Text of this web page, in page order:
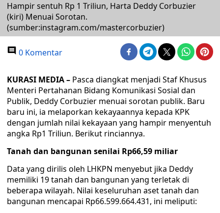
Hampir sentuh Rp 1 Triliun, Harta Deddy Corbuzier
(kiri) Menuai Sorotan.
(sumber:instagram.com/mastercorbuzier)
0 Komentar
KURASI MEDIA – Pasca diangkat menjadi Staf Khusus
Menteri Pertahanan Bidang Komunikasi Sosial dan
Publik, Deddy Corbuzier menuai sorotan publik. Baru
baru ini, ia melaporkan kekayaannya kepada KPK
dengan jumlah nilai kekayaan yang hampir menyentuh
angka Rp1 Triliun. Berikut rinciannya.
Tanah dan bangunan senilai Rp66,59 miliar
Data yang dirilis oleh LHKPN menyebut jika Deddy
memiliki 19 tanah dan bangunan yang terletak di
beberapa wilayah. Nilai keseluruhan aset tanah dan
bangunan mencapai Rp66.599.664.431, ini meliputi: